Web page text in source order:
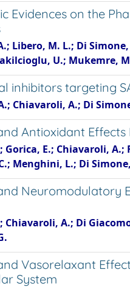
Evidences on the
Libero, M. L.; Di
U.; Mukemre,
inhibitors targeting
Chiavaroli, A.; Di
Antioxidant Effects
Gorica, E.; Chiavaroli,
Menghini, L.; Di
Neuromodulatory
Chiavaroli, A.; Di
Vasorelaxant
System